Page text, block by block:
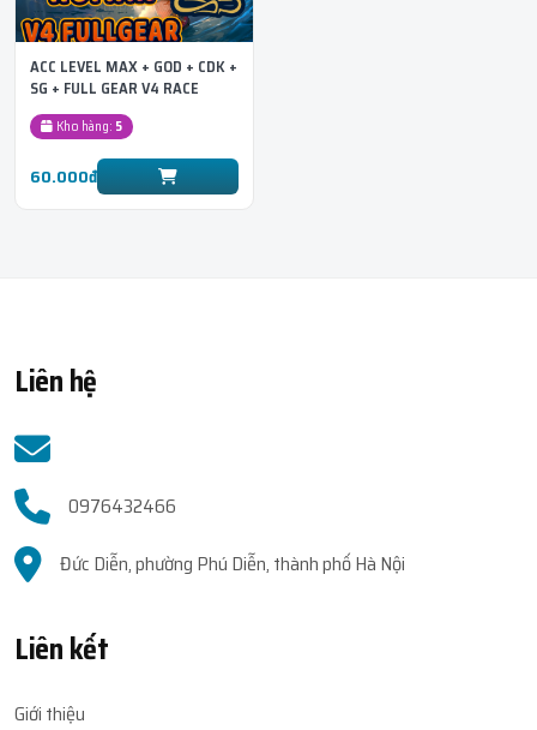
ACC LEVEL MAX + GOD + CDK +
SG + FULL GEAR V4 RACE
HUMAN
Kho hàng: 5
60.000đ
Liên hệ
0976432466
Đức Diễn, phường Phú Diễn, thành phố Hà Nội
Liên kết
Giới thiệu